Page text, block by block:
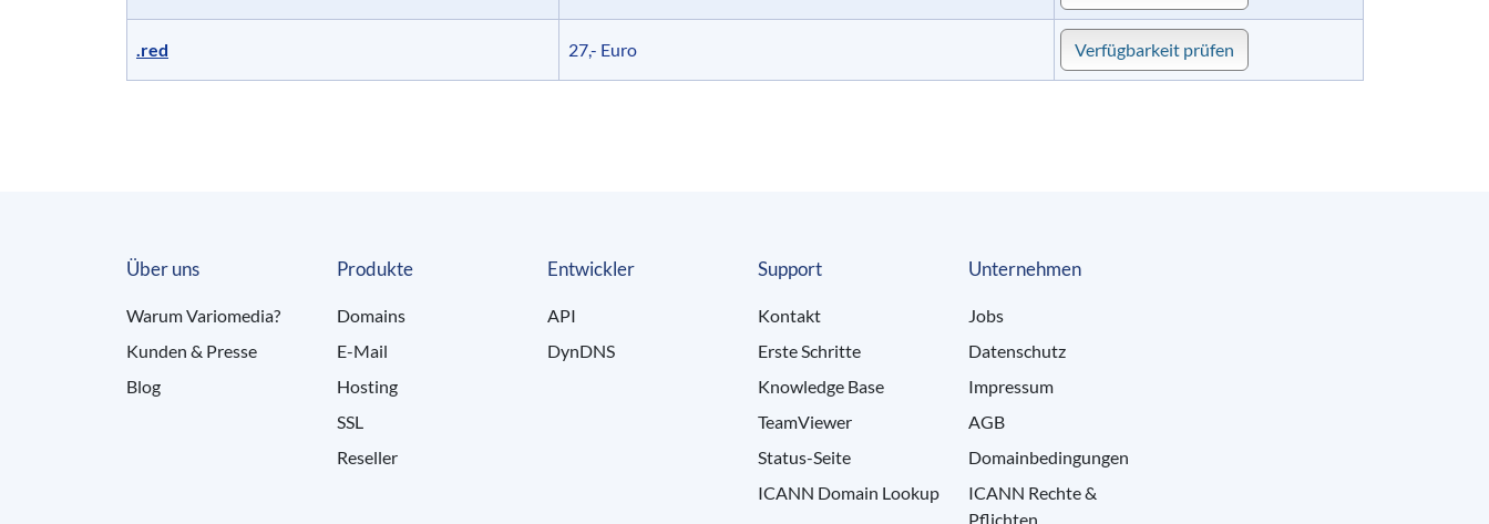
.red 27,- Euro Verfügbarkeit prüfen
Über uns
Warum Variomedia?
Kunden & Presse
Blog
Produkte
Domains
E-Mail
Hosting
SSL
Reseller
Entwickler
API
DynDNS
Support
Kontakt
Erste Schritte
Knowledge Base
TeamViewer
Status-Seite
ICANN Domain Lookup
Unternehmen
Jobs
Datenschutz
Impressum
AGB
Domainbedingungen
ICANN Rechte &
Pflichten